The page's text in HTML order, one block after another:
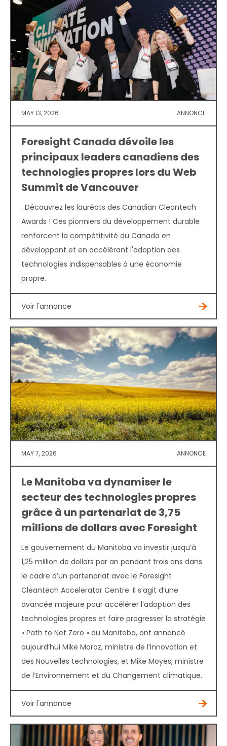
MAY 13, 2026 ANNONCE
Foresight Canada dévoile les
principaux leaders canadiens des
technologies propres lors du Web
Summit de Vancouver
. Découvrez les lauréats des Canadian Cleantech
Awards ! Ces pionniers du développement durable
renforcent la compétitivité du Canada en
développant et en accélérant l'adoption des
technologies indispensables à une économie
propre.
Voir l'annonce
MAY 7, 2026 ANNONCE
Le Manitoba va dynamiser le
secteur des technologies propres
grâce à un partenariat de 3,75
millions de dollars avec Foresight
Le gouvernement du Manitoba va investir jusqu’à
1,25 million de dollars par an pendant trois ans dans
le cadre d’un partenariat avec le Foresight
Cleantech Accelerator Centre. Il s’agit d’une
avancée majeure pour accélérer l’adoption des
technologies propres et faire progresser la stratégie
« Path to Net Zero » du Manitoba, ont annoncé
aujourd’hui Mike Moroz, ministre de l’Innovation et
des Nouvelles technologies, et Mike Moyes, ministre
de l’Environnement et du Changement climatique.
Voir l'annonce